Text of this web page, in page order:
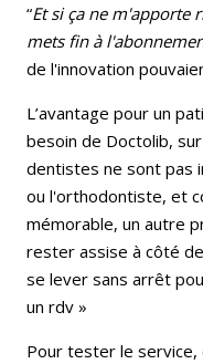
“Et si ça ne m'apporte
mets fin à
de l'innovation
L’avantage pour un
besoin de Doctolib,
dentistes ne sont pas
ou l'orthodontiste, et
mémorable, un autre
rester assise à côté
se lever sans arrêt
un rdv »
Pour tester le